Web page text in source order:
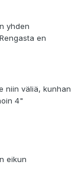
yhden
en
niin väliä, kunhan
4"
eikun